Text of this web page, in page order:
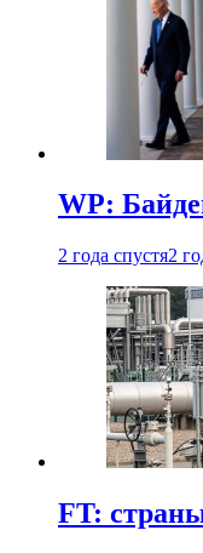
WP:
2 года спустя2
FT: